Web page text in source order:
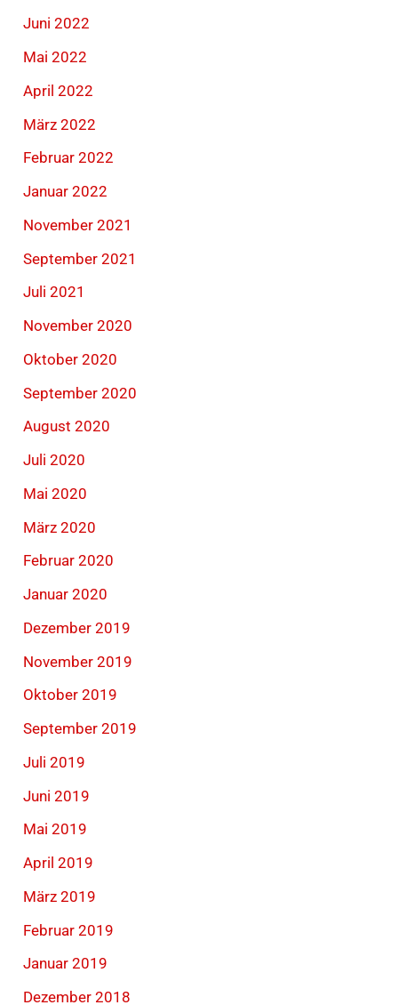
Juni 2022
Mai 2022
April 2022
März 2022
Februar 2022
Januar 2022
November 2021
September 2021
Juli 2021
November 2020
Oktober 2020
September 2020
August 2020
Juli 2020
Mai 2020
März 2020
Februar 2020
Januar 2020
Dezember 2019
November 2019
Oktober 2019
September 2019
Juli 2019
Juni 2019
Mai 2019
April 2019
März 2019
Februar 2019
Januar 2019
Dezember 2018